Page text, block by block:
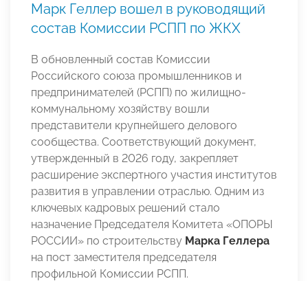
Марк Геллер вошел в руководящий
состав Комиссии РСПП по ЖКХ
В обновленный состав Комиссии
Российского союза промышленников и
предпринимателей (РСПП) по жилищно-
коммунальному хозяйству вошли
представители крупнейшего делового
сообщества. Соответствующий документ,
утвержденный в 2026 году, закрепляет
расширение экспертного участия институтов
развития в управлении отраслью. Одним из
ключевых кадровых решений стало
назначение Председателя Комитета «ОПОРЫ
РОССИИ» по строительству Марка Геллера
на пост заместителя председателя
профильной Комиссии РСПП.